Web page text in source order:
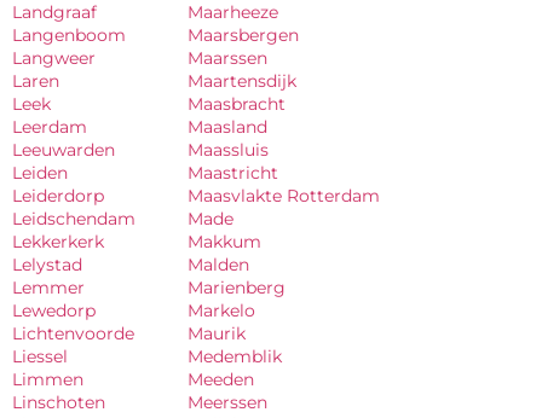
Landgraaf
Langenboom
Langweer
Laren
Leek
Leerdam
Leeuwarden
Leiden
Leiderdorp
Leidschendam
Lekkerkerk
Lelystad
Lemmer
Lewedorp
Lichtenvoorde
Liessel
Limmen
Linschoten
Maarheeze
Maarsbergen
Maarssen
Maartensdijk
Maasbracht
Maasland
Maassluis
Maastricht
Maasvlakte Rotterdam
Made
Makkum
Malden
Marienberg
Markelo
Maurik
Medemblik
Meeden
Meerssen